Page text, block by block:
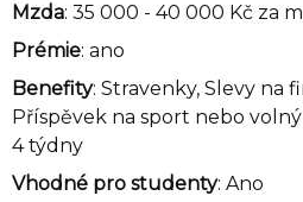
Mzda: 35 000 - 40 000 Kč za
Prémie: ano
Benefity: Stravenky, Slevy na
Příspěvek na sport nebo
4 týdny
Vhodné pro studenty: Ano